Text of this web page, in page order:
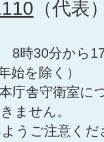
（代表
8時30分から
始を除く）
庁舎守衛室に
ません。
うご注意くだ